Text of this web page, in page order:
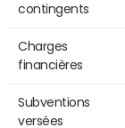
contingents
Charges
financières
Subventions
versées